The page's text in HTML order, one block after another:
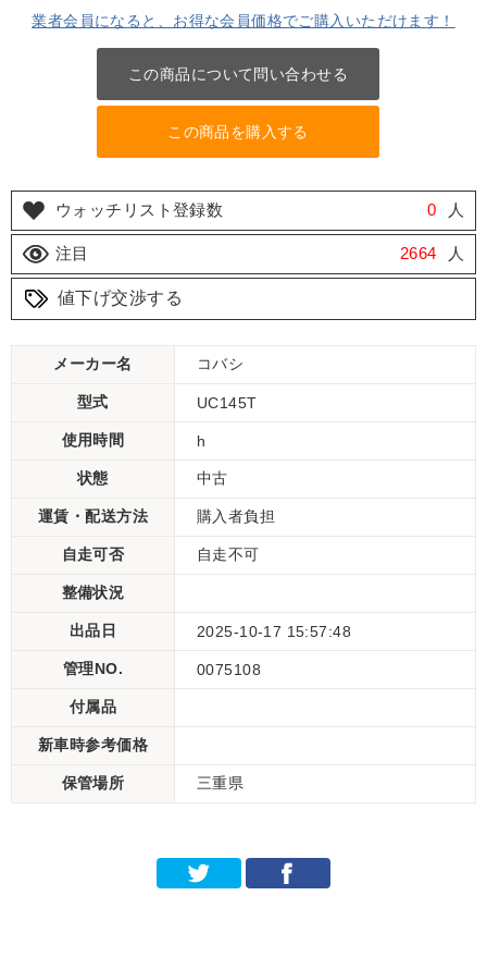
業者会員になると、お得な会員価格でご購入いただけます！
この商品について問い合わせる
この商品を購入する
ウォッチリスト登録数 0 人
注目 2664 人
値下げ交渉する
メーカー名 コバシ
型式 UC145T
使用時間 h
状態 中古
運賃・配送方法 購入者負担
自走可否 自走不可
整備状況
出品日 2025-10-17 15:57:48
管理NO. 0075108
付属品
新車時参考価格
保管場所 三重県